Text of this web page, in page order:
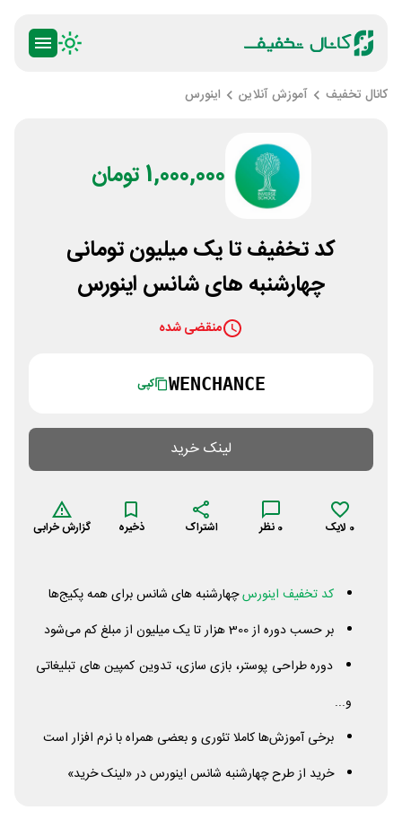
کانال تخفیف آموزش آنلاین اینورس
1,000,000 تومان
کد تخفیف تا یک میلیون تومانی
چهارشنبه های شانس اینورس
منقضی شده
WENCHANCE کپی
لینک خرید
0 لایک 0 نظر اشتراک ذخیره گزارش خرابی
کد تخفیف اینورسچهارشنبه های شانس برای همه پکیج‌ها
بر حسب دوره از 300 هزار تا یک میلیون از مبلغ کم می‌شود
دوره طراحی پوستر، بازی سازی، تدوین کمپین های تبلیغاتی
و...
برخی آموزش‌ها کاملا تئوری و بعضی همراه با نرم افزار است
خرید از طرح چهارشنبه شانس اینورس در «لینک خرید»